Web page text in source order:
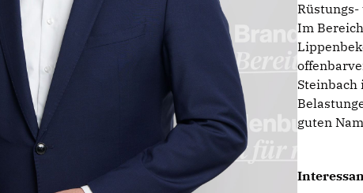
Rüstungs-
Im
Steinbach
guten